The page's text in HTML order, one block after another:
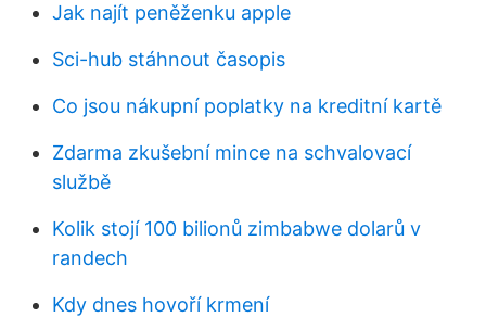
Jak najít peněženku apple
Sci-hub stáhnout časopis
Co jsou nákupní poplatky na kreditní kartě
Zdarma zkušební mince na schvalovací
službě
Kolik stojí 100 bilionů zimbabwe dolarů v
randech
Kdy dnes hovoří krmení